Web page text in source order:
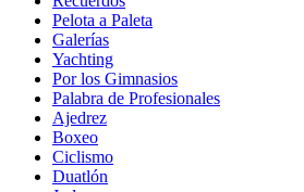
Pelota a Paleta
Galerías
Yachting
Por los Gimnasios
Palabra de Profesionales
Ajedrez
Boxeo
Ciclismo
Duatlón